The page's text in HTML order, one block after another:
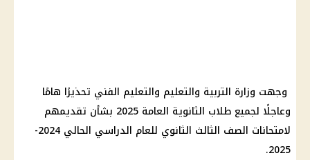
وجهت وزارة التربية والتعليم والتعليم الفني تحذيرًا هامًا
وعاجلًا لجميع طلاب الثانوية العامة 2025 بشأن تقديمهم
لامتحانات الصف الثالث الثانوي للعام الدراسي الحالي 2024-
2025.